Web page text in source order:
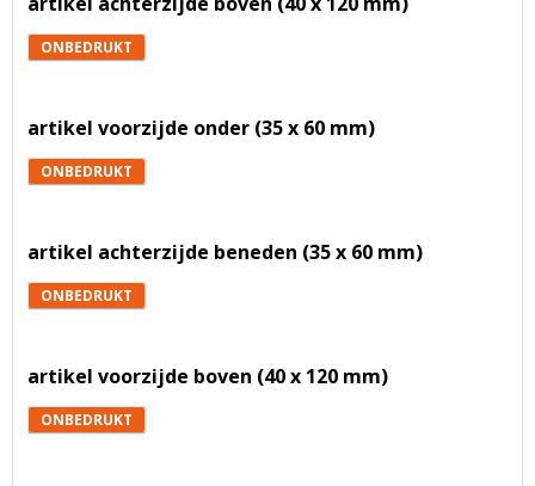
ONBEDRUKT
artikel voorzijde onder (35 x 60 mm)
ONBEDRUKT
artikel achterzijde beneden (35 x 60 mm)
ONBEDRUKT
artikel voorzijde boven (40 x 120 mm)
ONBEDRUKT